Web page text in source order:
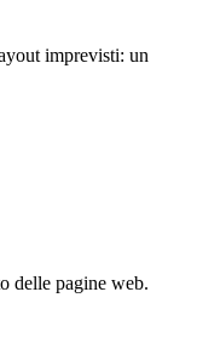
imprevisti: un
delle pagine web.